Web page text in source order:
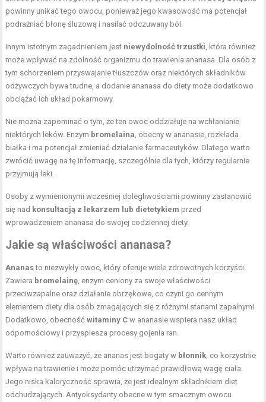
powinny unikać tego owocu, ponieważ jego kwasowość ma potencjał
podrażniać błonę śluzową i nasilać odczuwany ból.
Innym istotnym zagadnieniem jest niewydolność trzustki , która również
może wpływać na zdolność organizmu do trawienia ananasa. Dla osób z
tym schorzeniem przyswajanie tłuszczów oraz niektórych składników
odżywczych bywa trudne, a dodanie ananasa do diety może dodatkowo
obciążać ich układ pokarmowy.
Nie można zapominać o tym, że ten owoc oddziałuje na wchłanianie
niektórych leków. Enzym bromelaina , obecny w ananasie, rozkłada
białka i ma potencjał zmieniać działanie farmaceutyków. Dlatego warto
zwrócić uwagę na tę informację, szczególnie dla tych, którzy regularnie
przyjmują leki.
Osoby z wymienionymi wcześniej dolegliwościami powinny zastanowić
się nad konsultacją z lekarzem lub dietetykiem przed
wprowadzeniem ananasa do swojej codziennej diety.
Jakie są właściwości ananasa?
Ananasto niezwykły owoc, który oferuje wiele zdrowotnych korzyści.
Zawiera bromelainę , enzym ceniony za swoje właściwości
przeciwzapalne oraz działanie obrzękowe, co czyni go cennym
elementem diety dla osób zmagających się z różnymi stanami zapalnymi.
Dodatkowo, obecnośćwitaminy C w ananasie wspiera nasz układ
odpornościowy i przyspiesza procesy gojenia ran.
Warto również zauważyć, że ananas jest bogaty w błonnik , co korzystnie
wpływa na trawienie i może pomóc utrzymać prawidłową wagę ciała.
Jego niska kaloryczność sprawia, że jest idealnym składnikiem diet
odchudzających. Antyoksydanty obecne w tym smacznym owocu